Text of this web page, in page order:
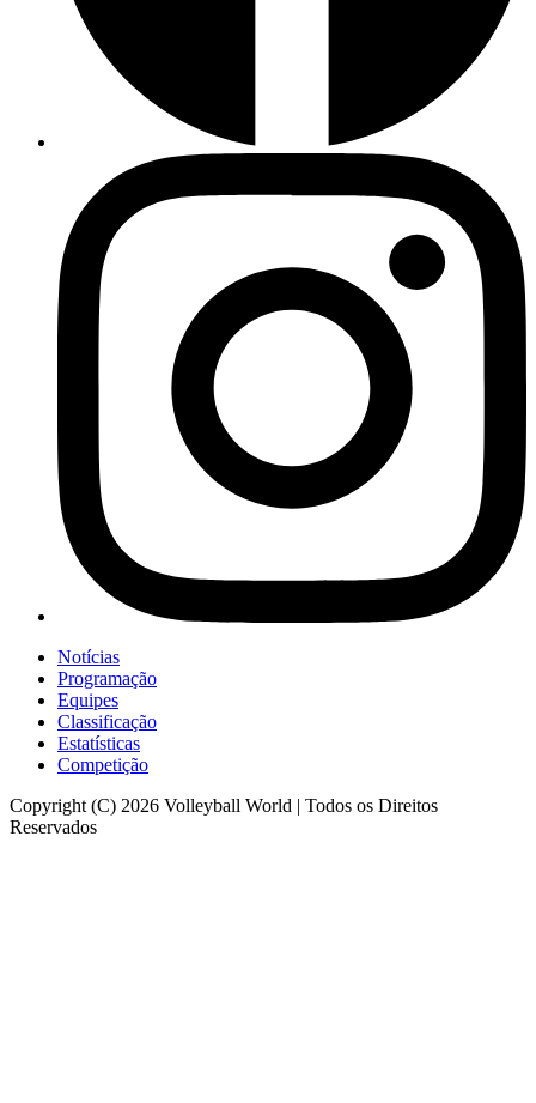
Notícias
Programação
Equipes
Classificação
Estatísticas
Competição
Copyright (C) 2026 Volleyball World | Todos os Direitos
Reservados